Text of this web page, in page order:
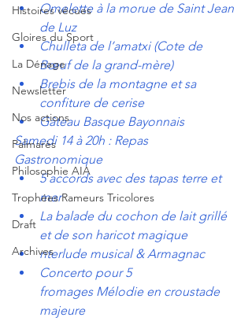
Histoires vécues
Gloires du Sport
La Dénage
Newsletter
Nos actions
Palmarès
Philosophie AIA
Trophées Rameurs Tricolores
Draft
Archives
Omelette à la morue de Saint Jean
de Luz
Chulleta de l’amatxi (Cote de
Bœuf de la grand-mère)
Brebis de la montagne et sa
confiture de cerise
Gâteau Basque Bayonnais
Samedi 14 à 20h : Repas
Gastronomique
5 accords avec des tapas terre et
mer
La balade du cochon de lait grillé
et de son haricot magique
nterlude musical & Armagnac
Concerto pour 5
fromages Mélodie en croustade
majeure